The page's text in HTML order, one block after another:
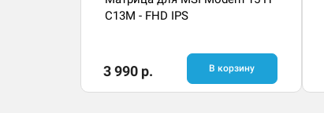
C13M - FHD IPS
3 990 р. В корзину